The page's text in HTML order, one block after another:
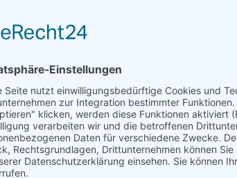
Leider kann das Haus über
angefragt werden.